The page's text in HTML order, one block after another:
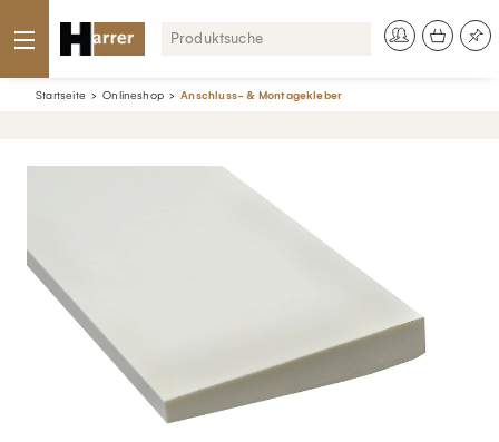
Startseite Onlineshop Anschluss- & Montagekleber